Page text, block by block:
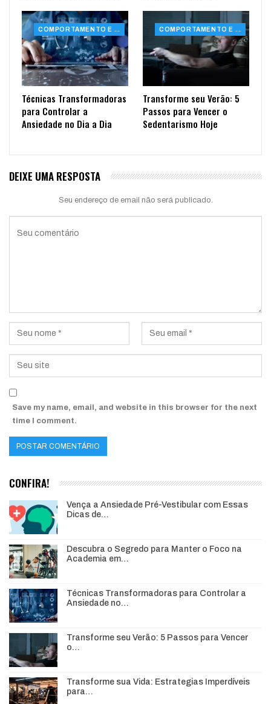
COMPORTAMENTO E SAÚDE
Técnicas Transformadoras
para Controlar a
Ansiedade no Dia a Dia
COMPORTAMENTO E SAÚDE
Transforme seu Verão: 5
Passos para Vencer o
Sedentarismo Hoje
DEIXE UMA RESPOSTA
Seu endereço de email não será publicado.
Save my name, email, and website in this browser for the next
time I comment.
CONFIRA!
Vença a Ansiedade Pré-Vestibular com Essas
Dicas de…
Descubra o Segredo para Manter o Foco na
Academia em…
Técnicas Transformadoras para Controlar a
Ansiedade no…
Transforme seu Verão: 5 Passos para Vencer
o…
Transforme sua Vida: Estrategias Imperdíveis
para…